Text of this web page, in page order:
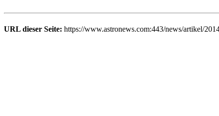
URL dieser Seite: https://www.astronews.com:443/news/artikel/